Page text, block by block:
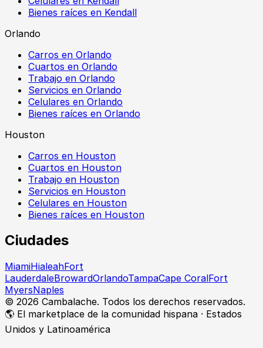
Bienes raíces en Kendall
Orlando
Carros en Orlando
Cuartos en Orlando
Trabajo en Orlando
Servicios en Orlando
Celulares en Orlando
Bienes raíces en Orlando
Houston
Carros en Houston
Cuartos en Houston
Trabajo en Houston
Servicios en Houston
Celulares en Houston
Bienes raíces en Houston
Ciudades
MiamiHialeahFort
LauderdaleBrowardOrlandoTampaCape CoralFort
MyersNaples
© 2026 Cambalache. Todos los derechos reservados.
🌎 El marketplace de la comunidad hispana · Estados
Unidos y Latinoamérica